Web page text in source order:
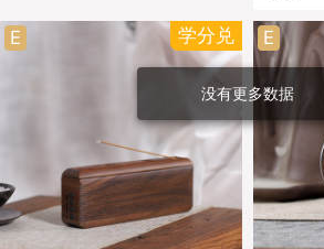
E 学分兑 E
没有更多数据